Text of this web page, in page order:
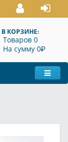
В КОРЗИНЕ:
Товаров 0
На сумму 0P